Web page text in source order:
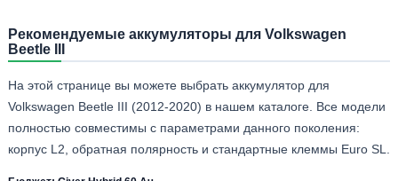
Рекомендуемые аккумуляторы для Volkswagen
Beetle III
На этой странице вы можете выбрать аккумулятор для
Volkswagen Beetle III (2012-2020) в нашем каталоге. Все модели
полностью совместимы с параметрами данного поколения:
корпус L2, обратная полярность и стандартные клеммы Euro SL.